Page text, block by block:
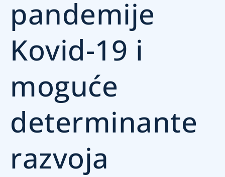
pandemije
Kovid-19 i
moguće
determinante
razvoja